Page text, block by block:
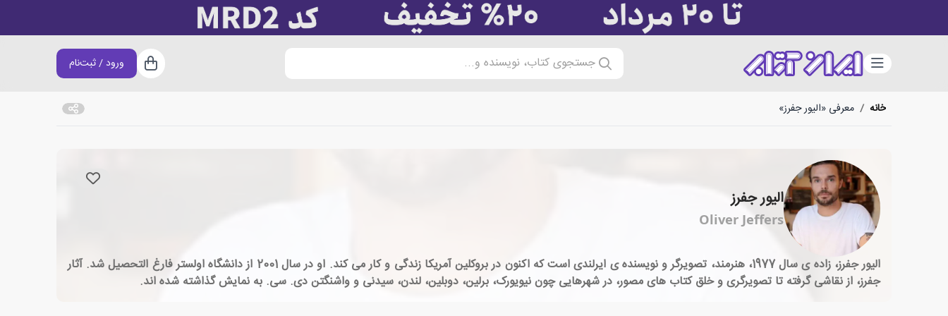
دسته‌بندی جستجوی کتاب، نویسنده و... سبد خرید
ورود / ثبت‌نام
خانه / معرفی «الیور جفرز»
الیور جفرز
Oliver Jeffers
الیور جفرز، زاده ی سال 1977، هنرمند، تصویرگر و نویسنده ی ایرلندی است که اکنون در بروکلین آمریکا زندگی و کار می کند. او در سال 2001 از دانشگاه اولستر فارغ التحصیل شد. آثار
جفرز، از نقاشی گرفته تا تصویرگری و خلق کتاب های مصور، در شهرهایی چون نیویورک، برلین، دوبلین، لندن، سیدنی و واشنگتن دی. سی. به نمایش گذاشته شده اند.